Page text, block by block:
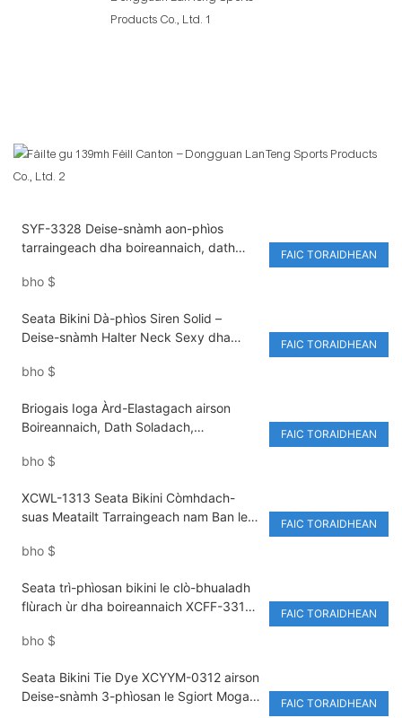
SYF-3328 Deise-snàmh aon-phìos
tarraingeach dha boireannaich, dath
ùr
bho $
FAIC TORAIDHEAN
Seata Bikini Dà-phìos Siren Solid –
Deise-snàmh Halter Neck Sexy dha
bho $
FAIC TORAIDHEAN
Briogais Ioga Àrd-Elastagach airson
Boireannaich, Dath Soladach,
Togail Tuba, Gun Loidhne Sùghach,
Talla-spòrs
bho $
FAIC TORAIDHEAN
XCWL-1313 Seata Bikini Còmhdach-
suas Meatailt Tarraingeach nam Ban le
Foirfe airson Saor-làithean Ionad-
bho $
FAIC TORAIDHEAN
Seata trì-phìosan bikini le clò-bhualadh
flùrach ùr dha boireannaich XCFF-3312
tarraingeach airson saor-làithean
bho $
FAIC TORAIDHEAN
Seata Bikini Tie Dye XCYYM-0312 airson
Deise-snàmh 3-phìosan le Sgiort Mogaill
FAIC TORAIDHEAN